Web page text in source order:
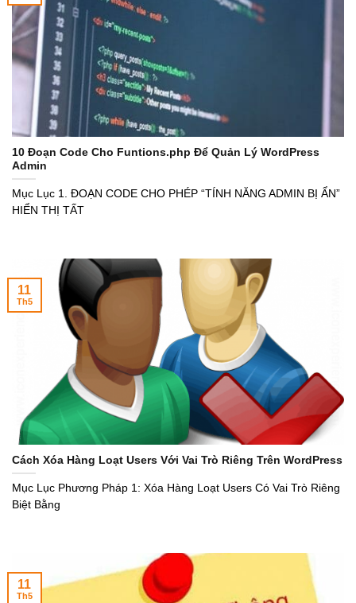
10 Đoạn Code Cho Funtions.php Để Quản Lý WordPress
Admin
Mục Lục 1. ĐOẠN CODE CHO PHÉP “TÍNH NĂNG ADMIN BỊ ẨN”
HIỂN THỊ TẤT
Cách Xóa Hàng Loạt Users Với Vai Trò Riêng Trên WordPress
Mục Lục Phương Pháp 1: Xóa Hàng Loạt Users Có Vai Trò Riêng
Biệt Bằng
11
Th5
11
Th5